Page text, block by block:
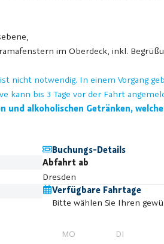
im Oberdeck, inkl.
nicht notwendig. In einem Vorgang
kann bis 3 Tage vor der Fahrt
und alkoholischen Getränken,
Buchungs-Details
Abfahrt ab
Dresden
Verfügbare Fahrtage
Bitte wählen Sie Ihren
MO
DI